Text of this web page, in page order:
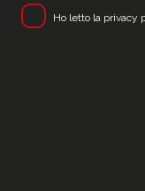
Ho letto la privacy